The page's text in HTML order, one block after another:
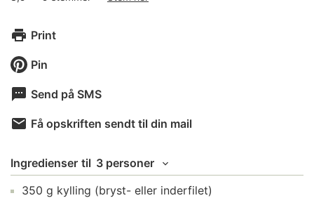
Print
Pin
Send på SMS
Få opskriften sendt til din mail
Ingredienser til 3 personer
350 g kylling (bryst- eller inderfilet)